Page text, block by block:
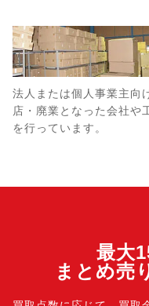
法人または個人事業主向
店・廃業となった会社や
を行っています。
最大
まとめ売